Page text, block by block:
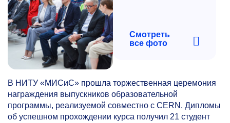
Смотреть
все фото
В НИТУ «МИСиС» прошла торжественная церемония
награждения выпускников образовательной
программы, реализуемой совместно с CERN. Дипломы
об успешном прохождении курса получил 21 студент